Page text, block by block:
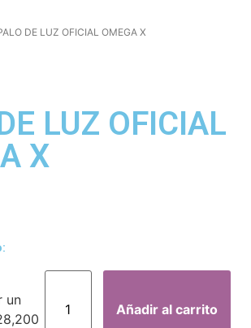
DE LUZ OFICIAL OMEGA X
LUZ OFICIAL
X
un
Añadir al carrito